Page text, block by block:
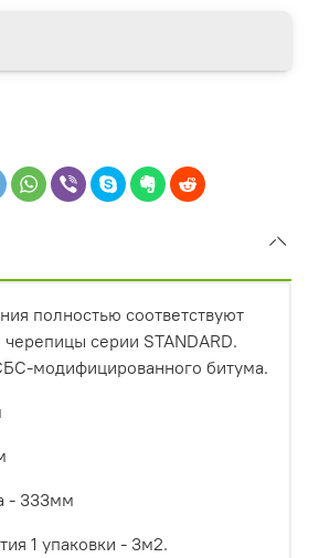
полностью соответствуют
серии STANDARD.
модифицированного битума.
- 333мм
1 упаковки - 3м2.